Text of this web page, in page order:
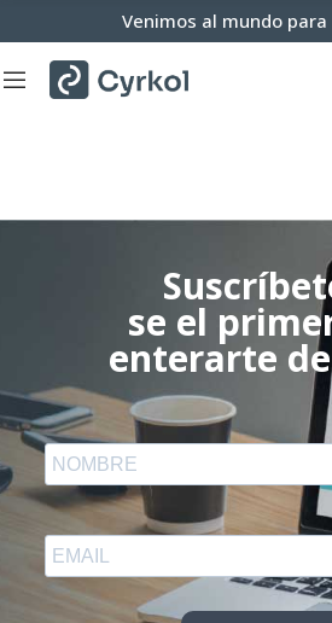
Venimos al mundo
se el
enterarte